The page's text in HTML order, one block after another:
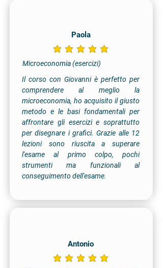
Paola
la valutazione media è 5 su
Microeconomia (esercizi)
Il corso con Giovanni è perfetto per
comprendere al meglio la
microeconomia, ho acquisito il giusto
metodo e le basi fondamentali per
affrontare gli esercizi e soprattutto
per disegnare i grafici. Grazie alle 12
lezioni sono riuscita a superare
l'esame al primo colpo, pochi
strumenti ma funzionali al
conseguimento dell'esame.
Antonio
la valutazione media è 5 su